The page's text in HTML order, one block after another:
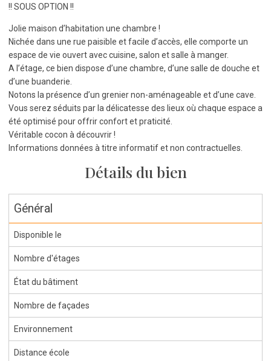
!! SOUS OPTION !!
Jolie maison d’habitation une chambre !
Nichée dans une rue paisible et facile d’accès, elle comporte un
espace de vie ouvert avec cuisine, salon et salle à manger.
A l’étage, ce bien dispose d’une chambre, d’une salle de douche et
d’une buanderie.
Notons la présence d’un grenier non-aménageable et d’une cave.
Vous serez séduits par la délicatesse des lieux où chaque espace a
été optimisé pour offrir confort et praticité.
Véritable cocon à découvrir !
Informations données à titre informatif et non contractuelles.
Détails du bien
Général
Disponible le
Nombre d'étages
État du bâtiment
Nombre de façades
Environnement
Distance école